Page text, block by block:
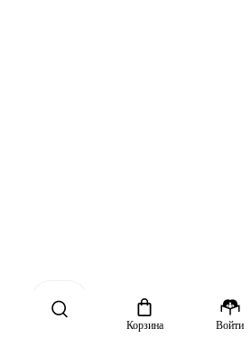
Корзина Войти